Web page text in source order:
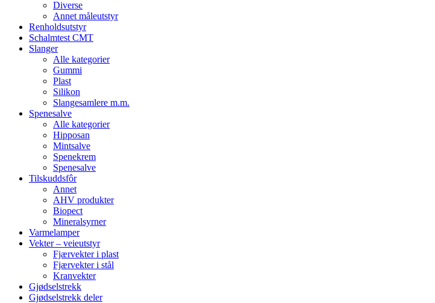
Diverse
Annet måleutstyr
Renholdsutstyr
Schalmtest CMT
Slanger
Alle kategorier
Gummi
Plast
Silikon
Slangesamlere m.m.
Spenesalve
Alle kategorier
Hipposan
Mintsalve
Spenekrem
Spenesalve
Tilskuddsfôr
Annet
AHV produkter
Biopect
Mineralsyrner
Varmelamper
Vekter – veieutstyr
Fjærvekter i plast
Fjærvekter i stål
Kranvekter
Gjødselstrekk
Gjødselstrekk deler